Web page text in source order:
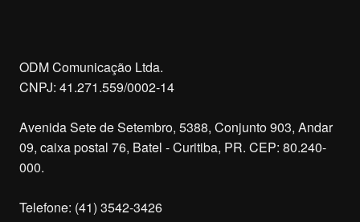
ODM Comunicação Ltda.
CNPJ: 41.271.559/0002-14
Avenida Sete de Setembro, 5388, Conjunto 903, Andar
09, caixa postal 76, Batel - Curitiba, PR. CEP: 80.240-
000.
Telefone: (41) 3542-3426